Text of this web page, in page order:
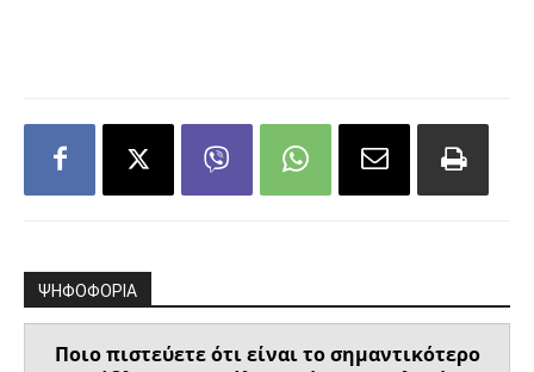
ΨΗΦΟΦΟΡΙΑ
Ποιο πιστεύετε ότι είναι το σημαντικότερο